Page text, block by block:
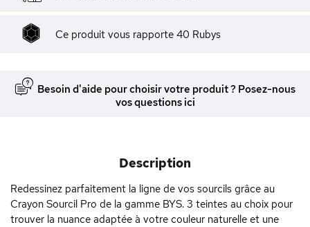
Ce produit vous rapporte 40 Rubys
Besoin d'aide pour choisir votre produit ? Posez-nous
vos questions ici
Description
Redessinez parfaitement la ligne de vos sourcils grâce au
Crayon Sourcil Pro de la gamme BYS. 3 teintes au choix pour
trouver la nuance adaptée à votre couleur naturelle et une